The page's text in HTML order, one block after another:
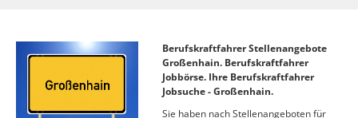
Berufskraftfahrer Stellenangebote
Großenhain. Berufskraftfahrer
Jobbörse. Ihre Berufskraftfahrer
Jobsuche - Großenhain.
Sie haben nach Stellenangeboten für